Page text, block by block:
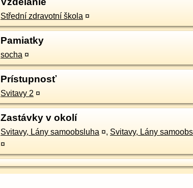
Střední zdravotní škola ¤
Pamiatky
socha ¤
Prístupnosť
Svitavy 2 ¤
Zastávky v okolí
Svitavy, Lány samoobsluha ¤, Svitavy, Lány
¤